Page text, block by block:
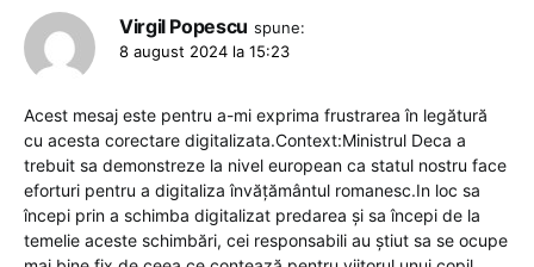
Virgil Popescu spune:
8 august 2024 la 15:23
Acest mesaj este pentru a-mi exprima frustrarea în legătură
cu acesta corectare digitalizata.Context:Ministrul Deca a
trebuit sa demonstreze la nivel european ca statul nostru face
eforturi pentru a digitaliza învățământul romanesc.In loc sa
începi prin a schimba digitalizat predarea și sa începi de la
temelie aceste schimbări, cei responsabili au știut sa se ocupe